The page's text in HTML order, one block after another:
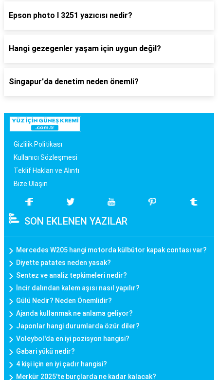
Epson photo l 3251 yazıcısı nedir?
Hangi gezegenler yaşam için uygun değil?
Singapur'da denetim neden önemli?
Gizlilik Politikası
Kullanıcı Sözleşmesi
Teklif Hakları ve Alıntı
Bize Ulaşın
SON EKLENEN YAZILAR
Mercedes W205 hangi motorda külbütor kapak contası var?
Diyette patates neden yasak?
Sentez ve analiz tepkimeleri nedir?
İncir dalından kalem aşısı nasıl yapılır?
Gülü Nedir? Neden Önemlidir?
Ajanda kullanmak ne anlama geliyor?
Japonlar hangi durumlarda özür diler?
Voleybol'da en iyi pozisyon hangisi?
Gabari yükü nedir?
4 kişi için en iyi çadır hangisi?
Merkür 2025'te burçlarda ne kadar kalacak?